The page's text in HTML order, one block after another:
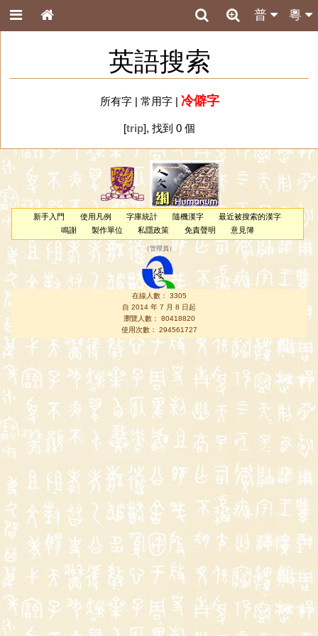
粵
普
英語搜索
所有字| 常用字| 冷僻字
[trip], 找到 0 個
新手入門 使用凡例 字庫統計 隨機漢字
最近被搜索的漢字
鳴謝
製作單位 私隱政策 免責聲明 意見簿
（管理員 ）
在線人數： 3305
自 2014 年 7 月 8 日起
瀏覽人數： 80418820
使用次數： 294561727